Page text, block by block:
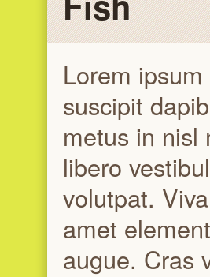
Lorem
suscipit
metus in nisl
libero
volutpat.
amet
augue. Cras